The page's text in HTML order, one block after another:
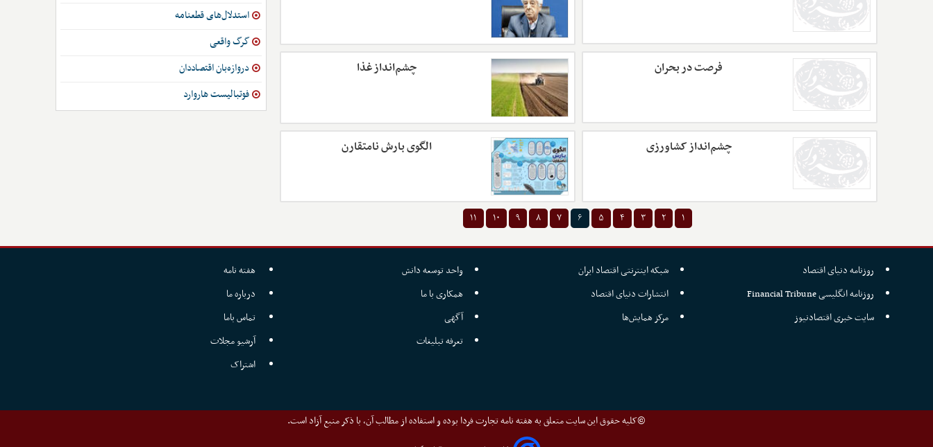
فرصت در بحران چشم‌انداز غذا
چشم‌انداز کشاورزی الگوی بارش نامتقارن
۱ ۲ ۳ ۴ ۵ ۶ ۷ ۸ ۹ ۱۰ ۱۱
استدلال‌های قطعنامه
گرگ واقعی
دروازه‌بان اقتصاددان
فوتبالیست هاروارد
روزنامه دنیای اقتصاد
روزنامه انگلیسی Financial Tribune
سایت خبری اقتصادنیوز
شبکه اینترنتی اقتصاد ایران
انتشارات دنیای اقتصاد
مرکز همایش‌ها
واحد توسعه دانش
همکاری با ما
آگهی
تعرفه تبلیغات
هفته نامه
درباره ما
تماس باما
آرشیو مجلات
اشتراک
©کلیه حقوق این سایت متعلق به هفته نامه تجارت فردا بوده و استفاده از مطالب آن، با ذکر منبع آزاد است.